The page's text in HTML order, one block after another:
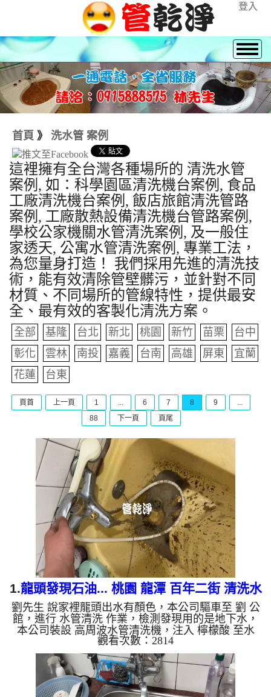
登入
首頁 》 洗水管 案例
這裡擁有全台灣各種場所的 清洗水管
案例, 如：科學園區清洗機台案例, 食品
工廠清洗機台案例, 飯店旅館清洗管路
案例, 工廠散熱設備清洗機台管路案例,
學校公家機關水管清洗案例, 及一般住
家透天, 公寓水管清洗案例, 專業工法，
為您量身打造！ 我們採用先進的清洗技
術，能有效清除管壁髒污，並針對不同
材質、不同場所的管線特性，提供最安
全、最有效的客製化清洗方案。
全部 基隆 台北 新北 桃園 新竹 苗栗
台中
彰化
雲林 南投 嘉義 台南 高雄 屏東
宜蘭
花蓮
台東
頁首 上一頁 1 ... 6 7 8 9
...
88
下一頁 頁尾
1.龍頭發現石油... 桃園 龍潭 百年二街 清洗水
管
劉先生 說家裡龍頭出水有顏色，本公司驅車至 劉 公
館，進行 水管清洗 作業，檢測發現用的是地下水，
本公司裝設 高周波水管清洗機，注入 檸檬酸 至水
管，等了約15分，開啟 水管清洗機 ，啟動 螺旋波 模
式，一洗水管就流出黑色髒水，越來越黑，就像是挖
到石油，四個多小時後，出水變乾淨出水量也變大
了。 如是自來水，如水管老化，會產生鐵鏽跟泥沙
堆積，洗出來的水就會是咖啡色，地下水含有氧化
觀看次數：2814